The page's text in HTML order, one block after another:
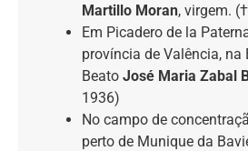
Martillo Moran, virgem.
Em Picadero de la
província de Valência, na
Beato José Maria Zabal
1936)
No campo de
perto de Munique da